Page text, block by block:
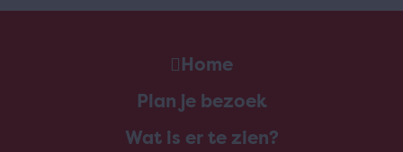
Home
Plan je bezoek
Wat is er te zien?